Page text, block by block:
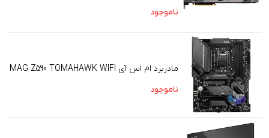
ناموجود
مادربرد ام اس آی MAG Z590 TOMAHAWK WIFI
ناموجود